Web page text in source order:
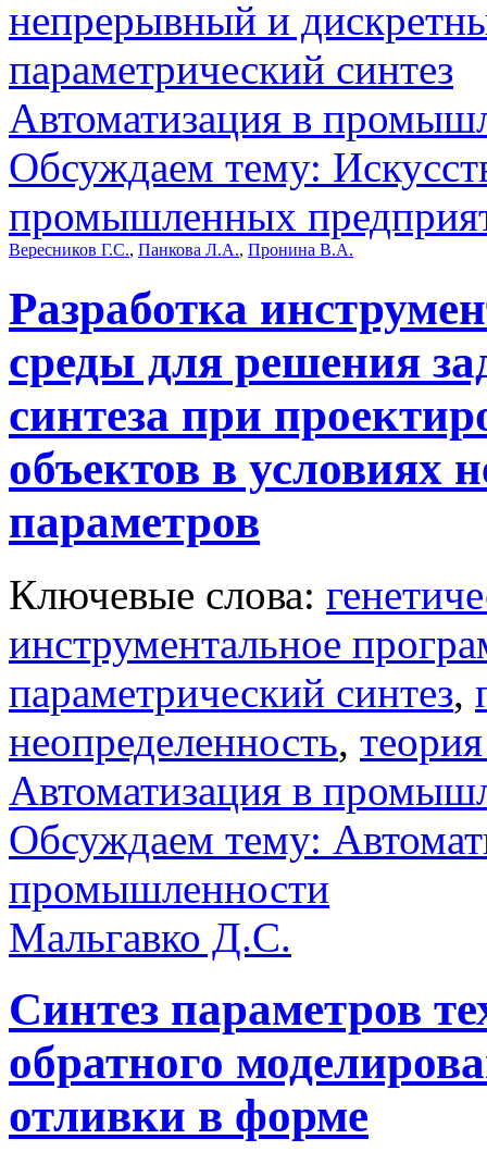
непрерывный и
параметрический синтез
Автоматизация в
Обсуждаем тему:
промышленных
Вересников Г.С., Панкова Л.А., Пронина В.А.
Разработка
среды для решения
синтеза при
объектов в условиях
параметров
Ключевые слова:
инструментальное
параметрический синтез,
неопределенность,
Автоматизация в
Обсуждаем тему:
промышленности
Мальгавко Д.С.
Синтез параметров
обратного
отливки в форме